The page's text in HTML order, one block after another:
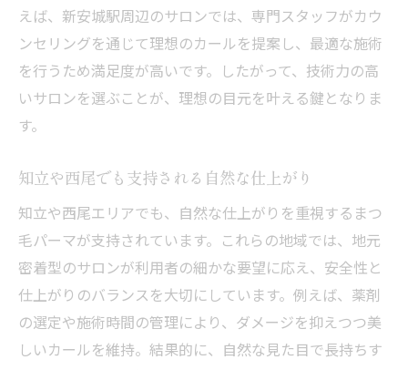
えば、新安城駅周辺のサロンでは、専門スタッフがカウ
ンセリングを通じて理想のカールを提案し、最適な施術
を行うため満足度が高いです。したがって、技術力の高
いサロンを選ぶことが、理想の目元を叶える鍵となりま
す。
知立や西尾でも支持される自然な仕上がり
知立や西尾エリアでも、自然な仕上がりを重視するまつ
毛パーマが支持されています。これらの地域では、地元
密着型のサロンが利用者の細かな要望に応え、安全性と
仕上がりのバランスを大切にしています。例えば、薬剤
の選定や施術時間の管理により、ダメージを抑えつつ美
しいカールを維持。結果的に、自然な見た目で長持ちす